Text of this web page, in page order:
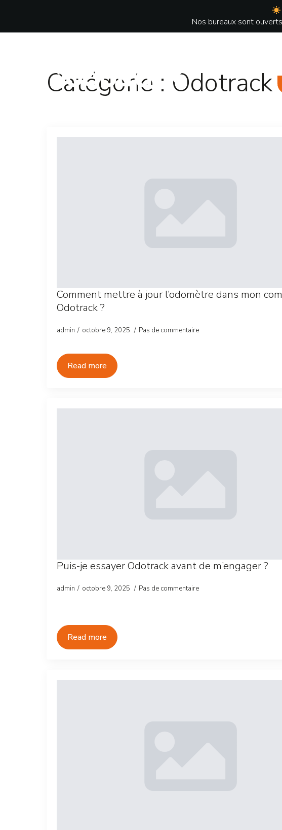
Nos bureaux sont
Catégorie : Odotrack
Comment mettre à jour l’odomètre dans mon
Odotrack ?
admin octobre 9, 2025 Pas de commentaire
Read more
Puis-je essayer Odotrack avant de m’engager ?
admin octobre 9, 2025 Pas de commentaire
Read more